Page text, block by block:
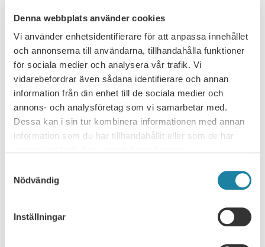
Denna webbplats använder cookies
Vi använder enhetsidentifierare för att anpassa innehållet
och annonserna till användarna, tillhandahålla funktioner
för sociala medier och analysera vår trafik. Vi
vidarebefordrar även sådana identifierare och annan
information från din enhet till de sociala medier och
annons- och analysföretag som vi samarbetar med.
Dessa kan i sin tur kombinera informationen med annan
information som du har tillhandahållit eller som de har
Nödvändig
Inställningar